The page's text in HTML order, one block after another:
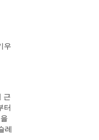
우
근
터
레